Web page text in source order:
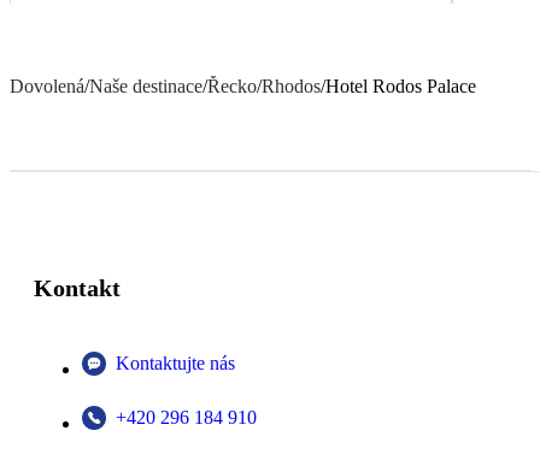
Dovolená/Naše destinace/Řecko/Rhodos/Hotel Rodos Palace
Kontakt
Kontaktujte nás
+420 296 184 910